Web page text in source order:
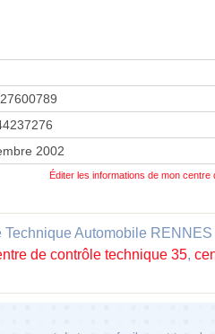
2002
Éditer les informations de mon centre
Automobile
de contrôle technique 35,